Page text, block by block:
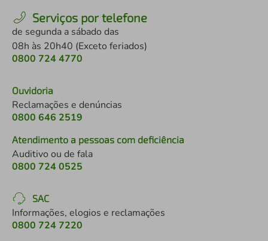
Serviços por telefone
de segunda a sábado das
08h às 20h40 (Exceto feriados)
0800 724 4770
Ouvidoria
Reclamações e denúncias
0800 646 2519
Atendimento a pessoas com deficiência
Auditivo ou de fala
0800 724 0525
SAC
Informações, elogios e reclamações
0800 724 7220